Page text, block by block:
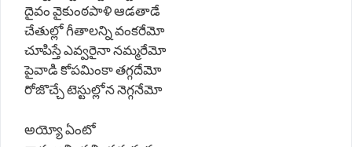
దైవం వైకుంఠపాళి ఆడతాడే
చేతుల్లో గీతాలన్ని వంకరేమో
చూపిస్తే ఎవ్వరైనా నమ్మరేమో
పైవాడి కోపమింకా తగ్గదేమో
రోజొచ్చే టెస్టుల్లోన నెగ్గనేమో
అయ్యో ఏంటో